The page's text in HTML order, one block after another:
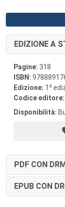
EDIZIONE A
Pagine: 318
ISBN:
Edizione: 1 a
Codice editore:
Disponibilità:
PDF CON
EPUB CON